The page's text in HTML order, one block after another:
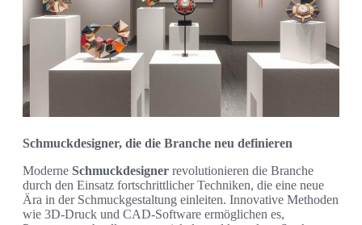
Schmuckdesigner, die die Branche neu definieren
Moderne Schmuckdesigner revolutionieren die Branche
durch den Einsatz fortschrittlicher Techniken, die eine neue
Ära in der Schmuckgestaltung einleiten. Innovative Methoden
wie 3D-Druck und CAD-Software ermöglichen es,